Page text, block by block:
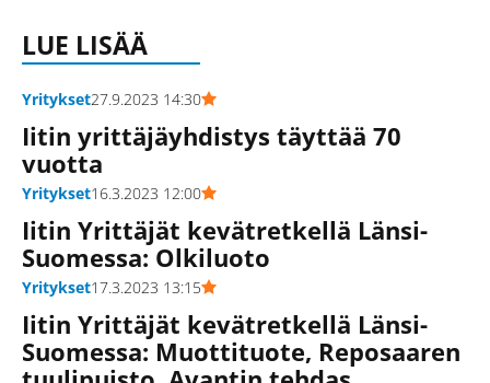
LUE LISÄÄ
Yritykset27.9.2023 14:30
Iitin yrittäjäyhdistys täyttää 70
vuotta
Yritykset16.3.2023 12:00
Iitin Yrittäjät kevätretkellä Länsi-
Suomessa: Olkiluoto
Yritykset17.3.2023 13:15
Iitin Yrittäjät kevätretkellä Länsi-
Suomessa: Muottituote, Reposaaren